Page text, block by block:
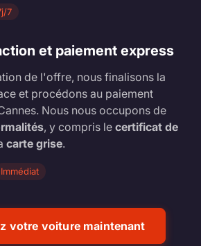
7
et paiement express
de l'offre, nous finalisons la
et procédons au paiement
Nous nous occupons de
, y compris le certificat de
carte grise.
Immédiat
votre voiture maintenant